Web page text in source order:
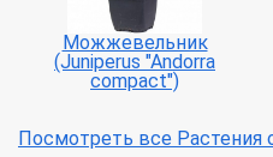
Можжевельник
(Juniperus "Andorra
compact")
Посмотреть все Растения